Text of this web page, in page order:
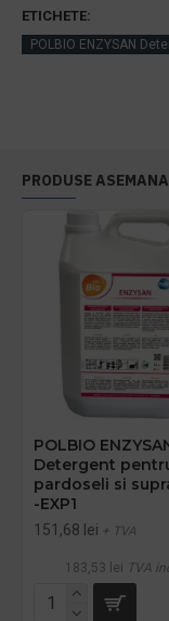
ETICHETE:
POLBIO ENZYSAN
PRODUSE
POLBIO
Detergent
pardoseli si
-EXP1
151,68 lei + TVA
183,53 lei TVA